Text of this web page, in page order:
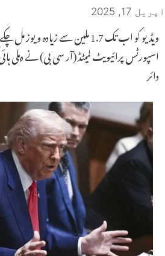
اپریل 17, 2025
ویڈیو کو اب تک 1.7 ملین سے زیادہ
اسپورٹس پرائیویٹ لمیٹڈ (آر سی بی) نے دہلی
دائر